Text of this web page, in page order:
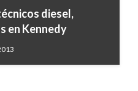
diesel,
en Kennedy